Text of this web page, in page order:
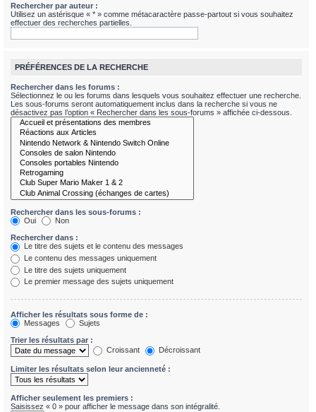
Rechercher par auteur :
Utilisez un astérisque « * » comme métacaractère passe-partout si vous souhaitez
effectuer des recherches partielles.
PRÉFÉRENCES DE LA RECHERCHE
Rechercher dans les forums :
Sélectionnez le ou les forums dans lesquels vous souhaitez effectuer une recherche.
Les sous-forums seront automatiquement inclus dans la recherche si vous ne
désactivez pas l’option « Rechercher dans les sous-forums » affichée ci-dessous.
Rechercher dans les sous-forums :
Oui
Non
Rechercher dans :
Le titre des sujets et le contenu des messages
Le contenu des messages uniquement
Le titre des sujets uniquement
Le premier message des sujets uniquement
Afficher les résultats sous forme de :
Messages
Sujets
Trier les résultats par :
Croissant
Décroissant
Limiter les résultats selon leur ancienneté :
Afficher seulement les premiers :
Saisissez « 0 » pour afficher le message dans son intégralité.